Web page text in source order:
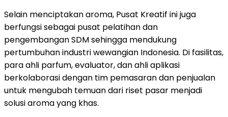
Selain menciptakan aroma, Pusat Kreatif ini juga
berfungsi sebagai pusat pelatihan dan
pengembangan SDM sehingga mendukung
pertumbuhan industri wewangian Indonesia. Di fasilitas,
para ahli parfum, evaluator, dan ahli aplikasi
berkolaborasi dengan tim pemasaran dan penjualan
untuk mengubah temuan dari riset pasar menjadi
solusi aroma yang khas.